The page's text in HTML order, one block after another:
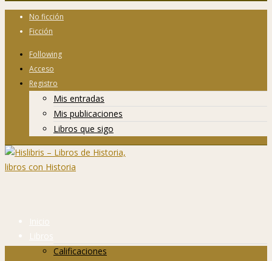
No ficción
Ficción
Following
Acceso
Registro
Mis entradas
Mis publicaciones
Libros que sigo
Inicio
Libros
Calificaciones